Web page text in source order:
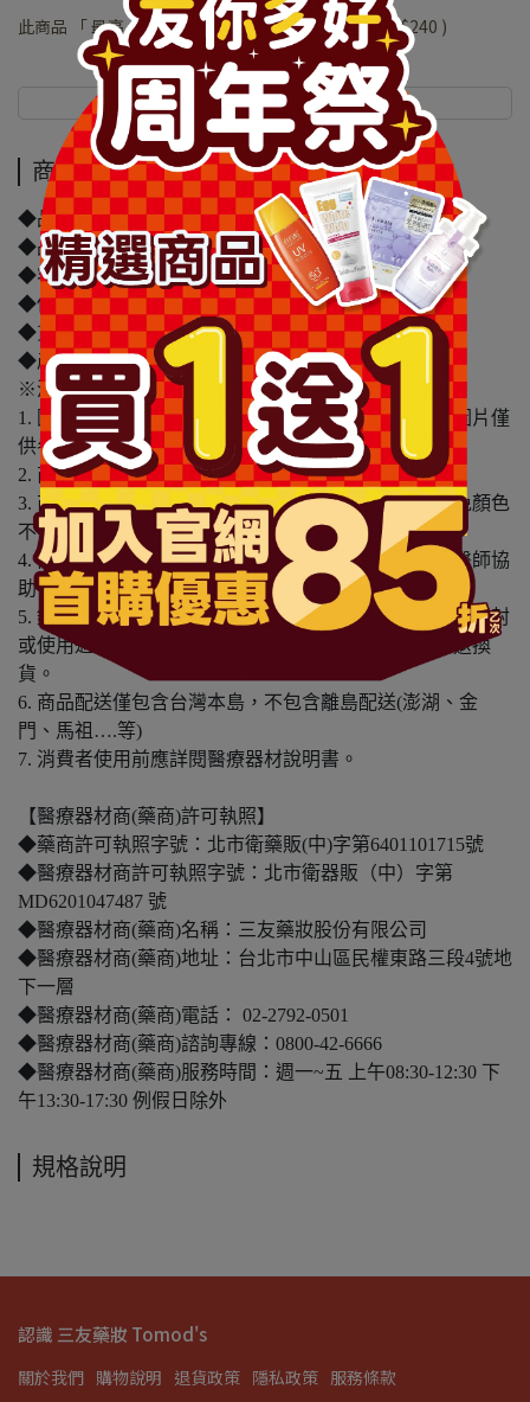
此商品 「 最高 」可以折抵紅利48000點 (約等於NT$240 )
商品介紹 規格說明
商品介紹
◆品牌名稱：曼秀雷敦
◆品名：曼秀雷敦Acnes抗痘潔面慕斯150ml
◆容量/規格：150ml
◆保存期限(天)：1095天
◆貨源：公司貨
◆產地：中國
※溫馨提醒：
1. 因電腦螢幕設定及個人觀感之差異，本賣場之商品圖片僅
供參考，依實際收到商品為準。
2. 商品包裝會有新舊轉換期，依實際收到商品為準。
3. 商品下訂前，建議實際試色、試用後再行購買，避免顏色
不符或肌膚不適等症狀。
4. 商品使用後若出現不適或非預期反應，請尋求專業醫師協
助。
5. 鑑賞期非試用期，本產品屬於私人消耗性產品，如已拆封
或使用過、無法恢復原狀、商品外盒損壞恕無法辦理退換
貨。
6. 商品配送僅包含台灣本島，不包含離島配送(澎湖、金
門、馬祖….等)
7. 消費者使用前應詳閱醫療器材說明書。
【醫療器材商(藥商)許可執照】
◆藥商許可執照字號：北市衛藥販(中)字第6401101715號
◆醫療器材商許可執照字號：北市衛器販（中）字第
MD6201047487 號
◆醫療器材商(藥商)名稱：三友藥妝股份有限公司
◆醫療器材商(藥商)地址：台北市中山區民權東路三段4號地
下一層
◆醫療器材商(藥商)電話： 02-2792-0501
◆醫療器材商(藥商)諮詢專線：0800-42-6666
◆醫療器材商(藥商)服務時間：週一~五 上午08:30-12:30 下
午13:30-17:30 例假日除外
規格說明
認識 三友藥妝 Tomod's
關於我們 購物說明 退貨政策 隱私政策 服務條款